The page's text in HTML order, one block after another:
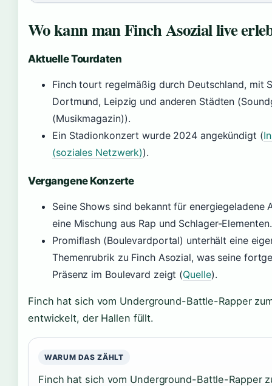
Wo kann man Finch Asozial live
Aktuelle Tourdaten
Finch tourt regelmäßig durch Deutschland, mit
Dortmund, Leipzig und anderen Städten
(Musikmagazin)).
Ein Stadionkonzert wurde 2024 angekündigt (
(soziales Netzwerk)).
Vergangene Konzerte
Seine Shows sind bekannt für energiegeladene
eine Mischung aus Rap und Schlager-Elementen.
Promiflash (Boulevardportal) unterhält eine
Themenrubrik zu Finch Asozial, was seine
Präsenz im Boulevard zeigt (Quelle).
Finch hat sich vom Underground-Battle-Rapper
entwickelt, der Hallen füllt.
WARUM DAS ZÄHLT
Finch hat sich vom Underground-Battle-Rapper